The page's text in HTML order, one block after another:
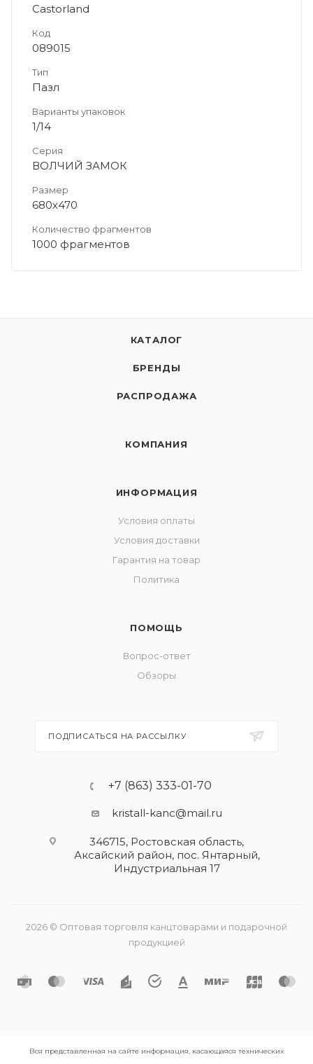
Castorland
Код
089015
Тип
Пазл
Варианты упаковок
1/14
Серия
ВОЛЧИЙ ЗАМОК
Размер
680х470
Количество фрагментов
1000 фрагментов
КАТАЛОГ
БРЕНДЫ
РАСПРОДАЖА
КОМПАНИЯ
ИНФОРМАЦИЯ
Условия оплаты
Условия доставки
Гарантия на товар
Политика
ПОМОЩЬ
Вопрос-ответ
Обзоры
ПОДПИСАТЬСЯ НА РАССЫЛКУ
+7 (863) 333-01-70
kristall-kanc@mail.ru
346715, Ростовская область​,
Аксайский район, пос. Янтарный,
Индустриальная 17
2026 © Оптовая торговля канцтоварами и подарочной
продукцией
Вся представленная на сайте информация, касающаяся технических